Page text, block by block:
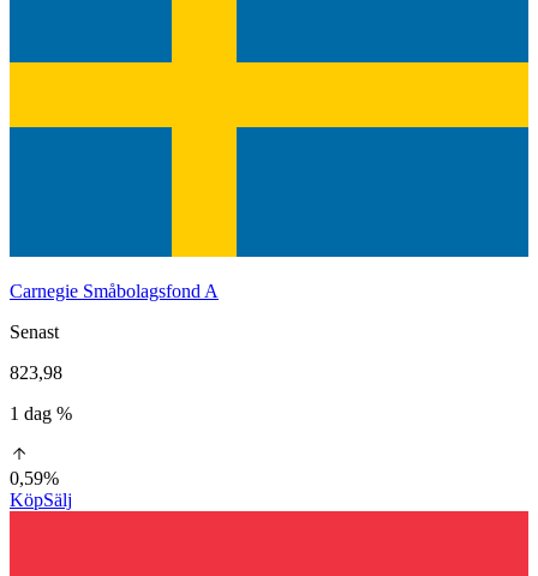
Carnegie Småbolagsfond A
Senast
823,98
1 dag %
0,59%
KöpSälj